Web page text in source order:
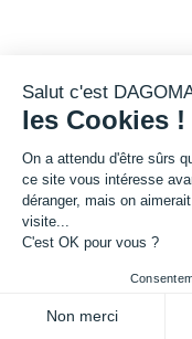
Bobine de filament
Diamètre : 1.75
Salut c'est
les Cookies !
On a attendu d'être sûrs
ce site vous intéresse
déranger, mais on
visite...
C'est OK pour vous ?
Non merci